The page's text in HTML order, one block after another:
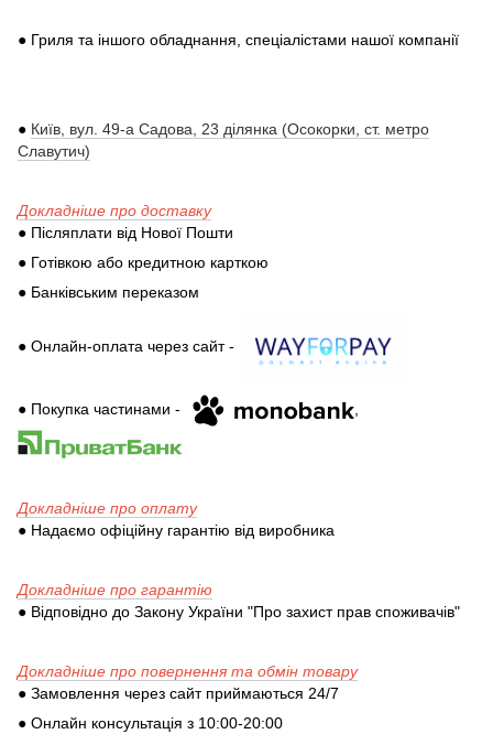
● Гриля та іншого обладнання, спеціалістами нашої компанії
● Київ, вул. 49-а Садова, 23 ділянка (Осокорки, ст. метро
Славутич)
Докладніше про доставку
● Післяплати від Нової Пошти
● Готівкою або кредитною карткою
● Банківським переказом
● Онлайн-оплата через сайт -
● Покупка частинами - ,
Докладніше про оплату
● Надаємо офіційну гарантію від виробника
Докладніше про гарантію
● Відповідно до Закону України "Про захист прав споживачів"
Докладніше про повернення та обмін товару
● Замовлення через сайт приймаються 24/7
● Онлайн консультація з 10:00-20:00